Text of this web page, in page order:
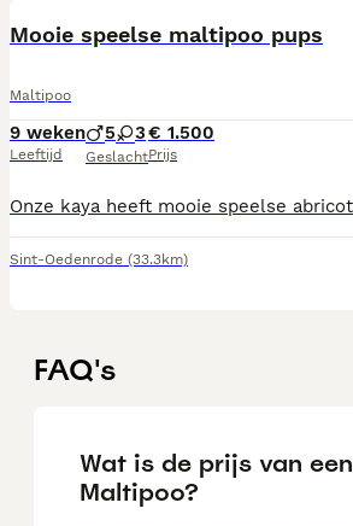
Mooie speelse maltipoo pups
Maltipoo
9 weken
Leeftijd
5 3
Geslacht
€ 1.500
Prijs
Sint-Oedenrode (33.3km)
FAQ's
Wat is de prijs van een
Maltipoo?